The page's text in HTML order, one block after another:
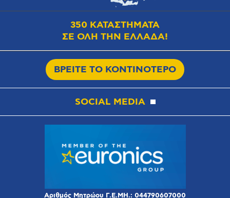
350 ΚΑΤΑΣΤΗΜΑΤΑ
ΣΕ ΟΛΗ ΤΗΝ ΕΛΛΑΔΑ!
ΒΡΕΙΤΕ ΤΟ ΚΟΝΤΙΝΟΤΕΡΟ
SOCIAL MEDIA